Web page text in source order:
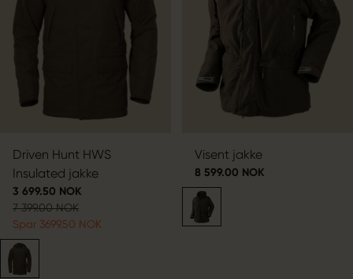
Driven Hunt HWS
Insulated jakke
3 699.50 NOK
7 399.00 NOK
Spar 3699.50 NOK
Visent jakke
8 599.00 NOK